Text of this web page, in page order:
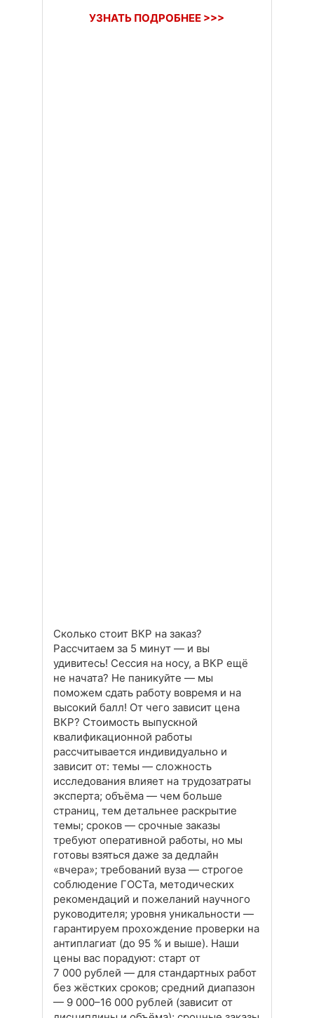
УЗНАТЬ ПОДРОБНЕЕ >>>
Сколько стоит ВКР на заказ?
Рассчитаем за 5 минут — и вы
удивитесь! Сессия на носу, а ВКР ещё
не начата? Не паникуйте — мы
поможем сдать работу вовремя и на
высокий балл! От чего зависит цена
ВКР? Стоимость выпускной
квалификационной работы
рассчитывается индивидуально и
зависит от: темы — сложность
исследования влияет на трудозатраты
эксперта; объёма — чем больше
страниц, тем детальнее раскрытие
темы; сроков — срочные заказы
требуют оперативной работы, но мы
готовы взяться даже за дедлайн
«вчера»; требований вуза — строгое
соблюдение ГОСТа, методических
рекомендаций и пожеланий научного
руководителя; уровня уникальности —
гарантируем прохождение проверки на
антиплагиат (до 95 % и выше). Наши
цены вас порадуют: старт от
7 000 рублей — для стандартных работ
без жёстких сроков; средний диапазон
— 9 000–16 000 рублей (зависит от